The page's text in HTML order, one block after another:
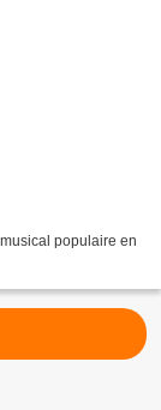
populaire en